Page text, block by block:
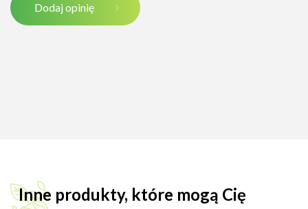
Dodaj opinię
Inne produkty, które mogą Cię